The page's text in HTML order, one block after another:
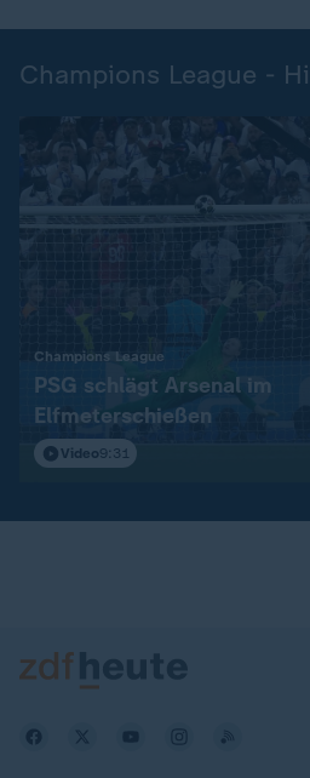
Champions League -
Champions League
PSG schlägt Arsenal im
Elfmeterschießen
Video9:31